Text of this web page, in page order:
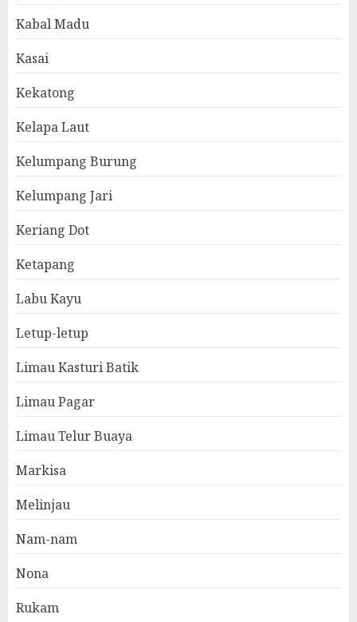
Kabal Madu
Kasai
Kekatong
Kelapa Laut
Kelumpang Burung
Kelumpang Jari
Keriang Dot
Ketapang
Labu Kayu
Letup-letup
Limau Kasturi Batik
Limau Pagar
Limau Telur Buaya
Markisa
Melinjau
Nam-nam
Nona
Rukam